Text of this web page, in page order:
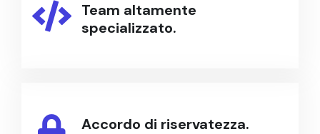
Team altamente
specializzato.
Accordo di riservatezza.